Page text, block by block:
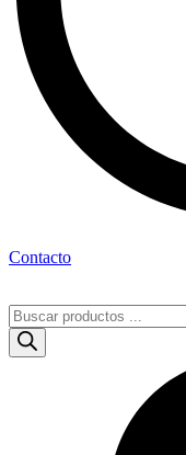
Contacto
Búsqueda
de
productos